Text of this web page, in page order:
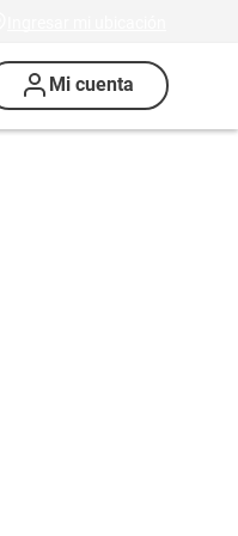
Mi cuenta